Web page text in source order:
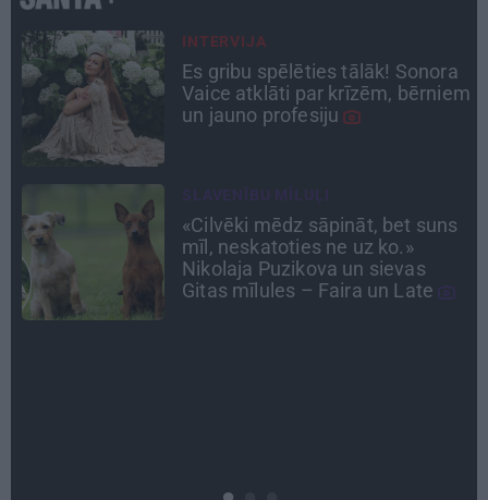
INTERVIJA
Tumši samtaina balss un
tērauda mugurkauls. Raimonda
Paula jaunā mūza – Gerda
«Esmu plānojis līdz tiem simtu
desmit izvilkt.» Ar mikroķirurga
precizitāti un lauku rūdījumu –
acu ārsts Juris Vanags